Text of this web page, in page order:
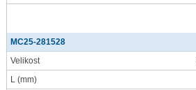
MC25-281528
Velikost
L (mm)